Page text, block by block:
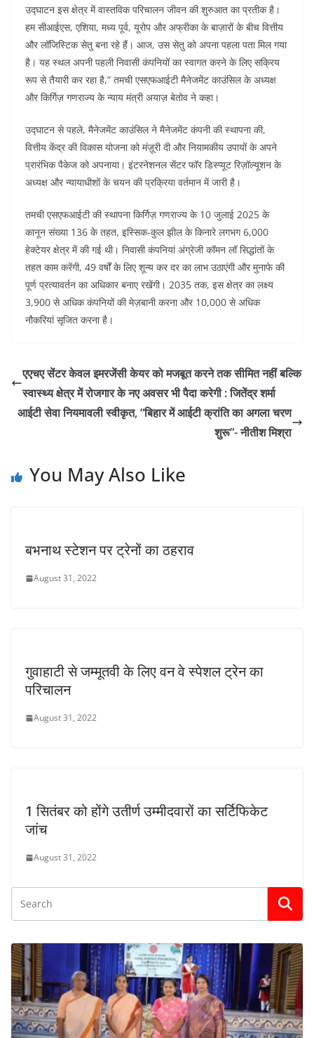
उद्घाटन इस क्षेत्र में वास्तविक परिचालन जीवन की शुरुआत का प्रतीक है।
हम सीआईएस, एशिया, मध्य पूर्व, यूरोप और अफ्रीका के बाज़ारों के बीच वित्तीय
और लॉजिस्टिक सेतु बना रहे हैं। आज, उस सेतु को अपना पहला पता मिल गया
है। यह स्थल अपनी पहली निवासी कंपनियों का स्वागत करने के लिए सक्रिय
रूप से तैयारी कर रहा है,” तमची एसएफआईटी मैनेजमेंट काउंसिल के अध्यक्ष
और किर्गिज़ गणराज्य के न्याय मंत्री अयाज़ बेतोव ने कहा।
उद्घाटन से पहले, मैनेजमेंट काउंसिल ने मैनेजमेंट कंपनी की स्थापना की,
वित्तीय केंद्र की विकास योजना को मंज़ूरी दी और नियामकीय उपायों के अपने
प्रारंभिक पैकेज को अपनाया। इंटरनेशनल सेंटर फॉर डिस्प्यूट रिज़ॉल्यूशन के
अध्यक्ष और न्यायाधीशों के चयन की प्रक्रिया वर्तमान में जारी है।
तमची एसएफआईटी की स्थापना किर्गिज़ गणराज्य के 10 जुलाई 2025 के
कानून संख्या 136 के तहत, इस्सिक-कुल झील के किनारे लगभग 6,000
हेक्टेयर क्षेत्र में की गई थी। निवासी कंपनियां अंग्रेजी कॉमन लॉ सिद्धांतों के
तहत काम करेंगी, 49 वर्षों के लिए शून्य कर दर का लाभ उठाएंगी और मुनाफे की
पूर्ण प्रत्यावर्तन का अधिकार बनाए रखेंगी। 2035 तक, इस क्षेत्र का लक्ष्य
3,900 से अधिक कंपनियों की मेज़बानी करना और 10,000 से अधिक
नौकरियां सृजित करना है।
एएचए सेंटर केवल इमरजेंसी केयर को मजबूत करने तक सीमित नहीं बल्कि
स्वास्थ्य क्षेत्र में रोजगार के नए अवसर भी पैदा करेगी : जितेंद्र शर्मा
आईटी सेवा नियमावली स्वीकृत, “बिहार में आईटी क्रांति का अगला चरण
शुरू”- नीतीश मिश्रा
You May Also Like
बभनाथ स्टेशन पर ट्रेनों का ठहराव
August 31, 2022
गुवाहाटी से जम्मूतवी के लिए वन वे स्पेशल ट्रेन का
परिचालन
August 31, 2022
1 सितंबर को होंगे उतीर्ण उम्मीदवारों का सर्टिफिकेट
जांच
August 31, 2022